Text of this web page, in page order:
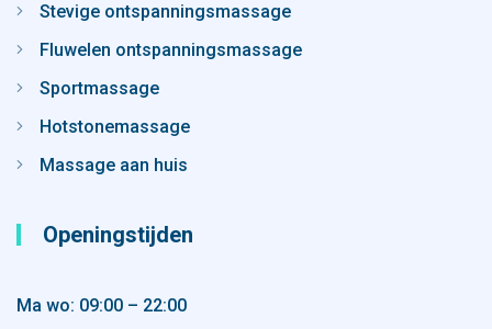
Stevige ontspanningsmassage
Fluwelen ontspanningsmassage
Sportmassage
Hotstonemassage
Massage aan huis
Openingstijden
Ma wo: 09:00 – 22:00